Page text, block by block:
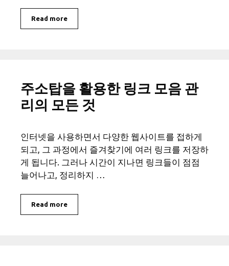
Read more
주소탑을 활용한 링크 모음 관
리의 모든 것
인터넷을 사용하면서 다양한 웹사이트를 접하게
되고, 그 과정에서 즐겨찾기에 여러 링크를 저장하
게 됩니다. 그러나 시간이 지나면 링크들이 점점
늘어나고, 정리하지 …
Read more